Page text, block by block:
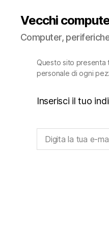
Vecchi
Computer,
Questo sito presenta
personale di ogni
Inserisci il tuo
Digita la tua e-mail...